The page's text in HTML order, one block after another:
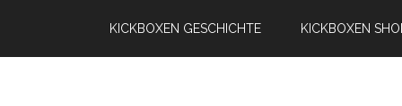
KICKBOXEN GESCHICHTE KICKBOXEN